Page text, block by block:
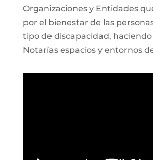
Organizaciones y Entidades
por el bienestar de las
tipo de discapacidad, haciendo
Notarías espacios y entornos